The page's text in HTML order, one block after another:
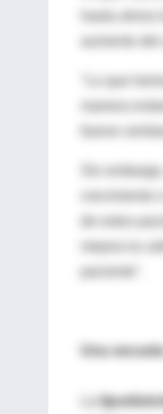
hasta
aumento
fueron
Sin
de estos
mejora la
Una